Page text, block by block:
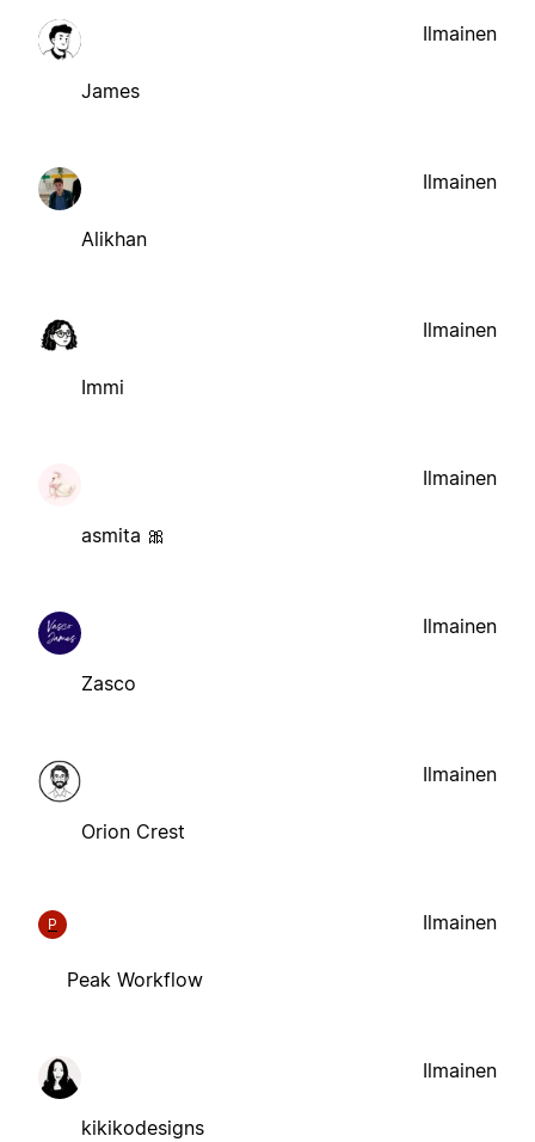
James
Ilmainen
Alikhan
Ilmainen
Immi
Ilmainen
asmita 🎀
Ilmainen
Zasco
Ilmainen
Orion Crest
Ilmainen
P
Peak Workflow
Ilmainen
kikikodesigns
Ilmainen